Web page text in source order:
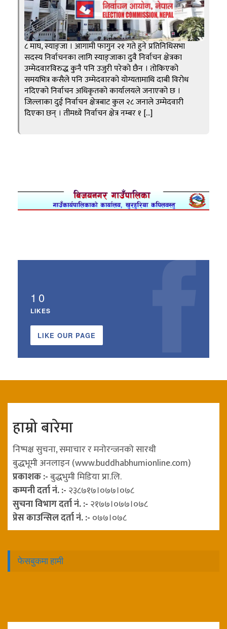
८ माघ, स्याङ्जा । आगामी फागुन २१ गते हुने प्रतिनिधिसभा
सदस्य निर्वाचनका लागि स्याङ्जाका दुवै निर्वाचन क्षेत्रका
उम्मेदवारविरुद्ध कुनै पनि उजुरी परेको छैन । तोकिएको
समयभित्र कसैले पनि उम्मेदवारको योग्यतामाथि दाबी विरोध
नदिएको निर्वाचन अधिकृतको कार्यालयले जनाएको छ ।
जिल्लाका दुई निर्वाचन क्षेत्रबाट कुल २८ जनाले उम्मेदवारी
दिएका छन् । तीमध्ये निर्वाचन क्षेत्र नम्बर १ […]
10
LIKES
LIKE OUR PAGE
हाम्रो बारेमा
निष्पक्ष सुचना, समाचार र मनोरन्जनको सारथी
बुद्धभूमी अनलाइन (www.buddhabhumionline.com)
प्रकाशक :-बुद्धभुमी मिडिया प्रा.लि.
कम्पनी दर्ता नं. :- २३८७१७।०७७।०७८
सुचना विभाग दर्ता नं. :- २१७७।०७७।०७८
प्रेस काउन्सिल दर्ता नं. :- ०७७।०७८
फेसबुकमा हामी